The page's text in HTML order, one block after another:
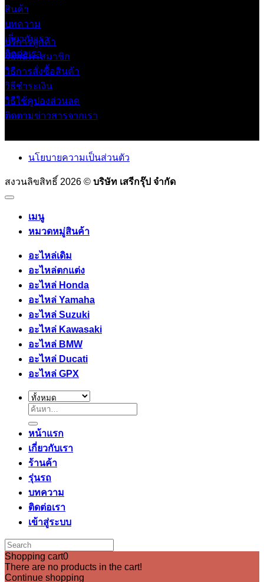
สินค้า
บทความ
เกี่ยวกับเรา
ติดต่อเรา
บริการลูกค้า
วิธีสมัครสมาชิก
วิธีการสั่งซื้อสินค้า
วิธีชำระเงิน
วิธีใช้คูปองส่วนลด
ติดตามข่าวสารจากเรา
นโยบายความเป็นส่วนตัว
สงวนลิขสิทธิ์ 2026 © บริษัท เสรีกรุ๊ป จำกัด
เมนู
หมวดหมู่สินค้า
อะไหล่เดิม
อะไหล่ตกแต่ง
อะไหล่ Honda
อะไหล่ Yamaha
อะไหล่ Suzuki
อะไหล่ Kawasaki
อะไหล่ BMW
อะไหล่ Ducati
อะไหล่ GPX
ค้นหา:
หน้าแรก
เกี่ยวกับเรา
ร้านค้า
รุ่นรถ
บทความ
ติดต่อเรา
เข้าสู่ระบบ
Shopping cart0
There are no products in the cart!
Continue shopping